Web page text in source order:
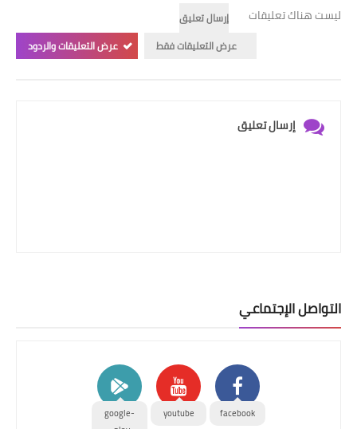
ليست هناك تعليقات
إرسال تعليق
عرض التعليقات فقط
عرض التعليقات والردود
إرسال تعليق
التواصل الإجتماعي
facebook
youtube
google-